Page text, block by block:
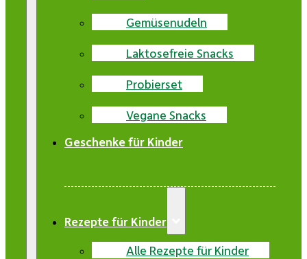
Gemüsenudeln
Laktosefreie Snacks
Probierset
Vegane Snacks
Geschenke für Kinder
Rezepte für Kinder
Alle Rezepte für Kinder